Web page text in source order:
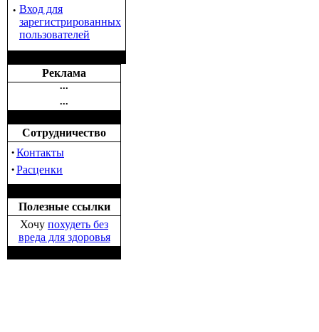
· Вход для
зарегистрированных
пользователей
Реклама
•••
•••
Сотрудничество
·Контакты
·Расценки
Полезные ссылки
Хочу похудеть без
вреда для здоровья